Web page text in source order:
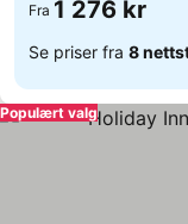
Fra 1 276 kr
Se priser fra 8
Populært valg